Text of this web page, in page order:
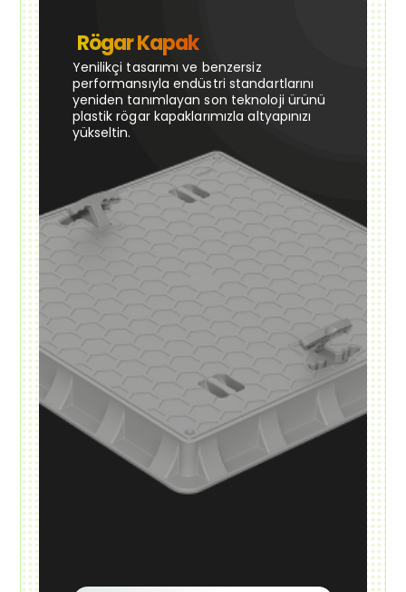
Rögar Kapak
Yenilikçi tasarımı ve benzersiz
performansıyla endüstri standartlarını
yeniden tanımlayan son teknoloji ürünü
plastik rögar kapaklarımızla altyapınızı
yükseltin.